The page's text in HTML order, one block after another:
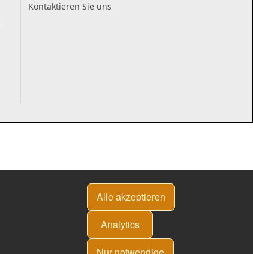
Kontaktieren Sie uns
Alle akzeptieren
Analytics